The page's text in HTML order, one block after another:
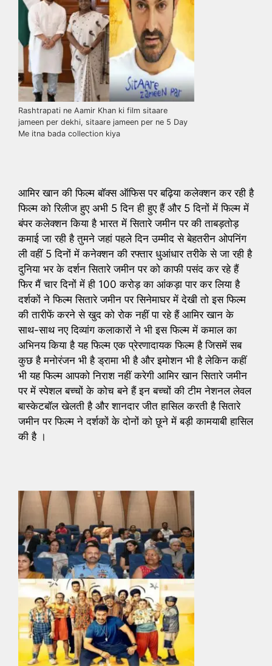
Rashtrapati ne Aamir Khan ki film sitaare
jameen per dekhi, sitaare jameen per ne 5 Day
Me itna bada collection kiya
आमिर खान की फिल्म बॉक्स ऑफिस पर बढ़िया कलेक्शन कर रही है
फिल्म को रिलीज हुए अभी 5 दिन ही हुए हैं और 5 दिनों में फिल्म में
बंपर कलेक्शन किया है भारत में सितारे जमीन पर की ताबड़तोड़
कमाई जा रही है तुमने जहां पहले दिन उम्मीद से बेहतरीन ओपनिंग
ली वहीं 5 दिनों में कनेक्शन की रफ्तार धुआंधार तरीके से जा रही है
दुनिया भर के दर्शन सितारे जमीन पर को काफी पसंद कर रहे हैं
फिर मैं चार दिनों में ही 100 करोड़ का आंकड़ा पार कर लिया है
दर्शकों ने फिल्म सितारे जमीन पर सिनेमाघर में देखी तो इस फिल्म
की तारीफें करने से खुद को रोक नहीं पा रहे हैं आमिर खान के
साथ-साथ नए दिव्यांग कलाकारों ने भी इस फिल्म में कमाल का
अभिनय किया है यह फिल्म एक प्रेरणादायक फिल्म है जिसमें सब
कुछ है मनोरंजन भी है ड्रामा भी है और इमोशन भी है लेकिन कहीं
भी यह फिल्म आपको निराश नहीं करेगी आमिर खान सितारे जमीन
पर में स्पेशल बच्चों के कोच बने हैं इन बच्चों की टीम नेशनल लेवल
बास्केटबॉल खेलती है और शानदार जीत हासिल करती है सितारे
जमीन पर फिल्म ने दर्शकों के दोनों को छूने में बड़ी कामयाबी हासिल
की है ।